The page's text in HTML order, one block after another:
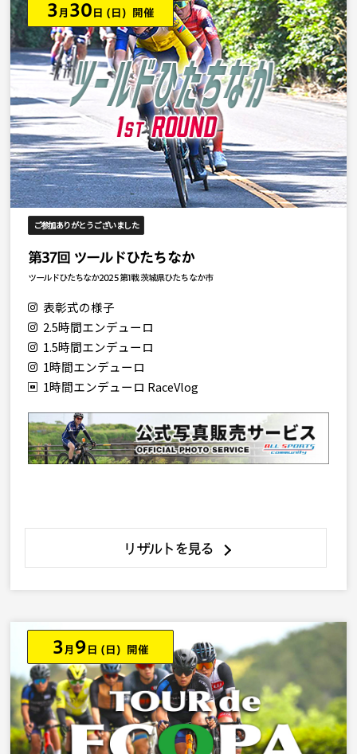
3 月 30 日 (日) 開催
ご参加ありがとうございました
第37回 ツールドひたちなか
ツールドひたちなか2025 第1戦 茨城県ひたちなか市
表彰式の様子
2.5時間エンデューロ
1.5時間エンデューロ
1時間エンデューロ
1時間エンデューロ RaceVlog
リザルトを見る
3 月 9 日 (日) 開催